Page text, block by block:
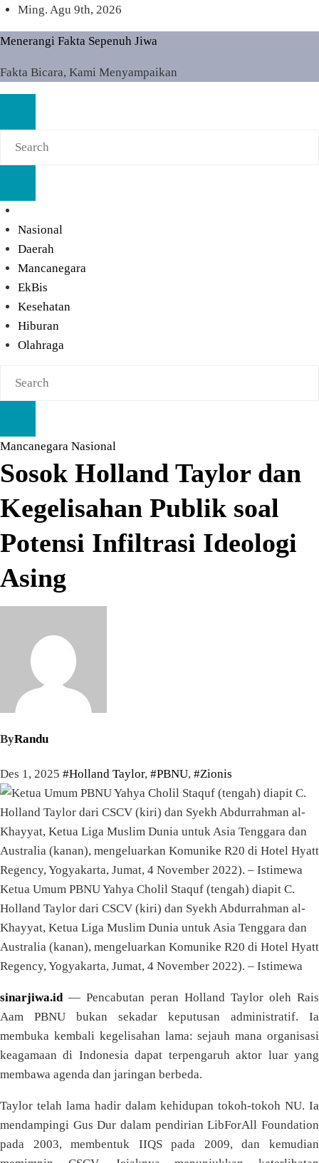
Skip
to
content
Ming. Agu 9th, 2026
Menerangi Fakta Sepenuh Jiwa
Fakta Bicara, Kami Menyampaikan
Nasional
Daerah
Mancanegara
EkBis
Kesehatan
Hiburan
Olahraga
Mancanegara Nasional
Sosok Holland Taylor dan
Kegelisahan Publik soal
Potensi Infiltrasi Ideologi
Asing
ByRandu
Des 1, 2025 #Holland Taylor, #PBNU, #Zionis
Ketua Umum PBNU Yahya Cholil Staquf (tengah) diapit C.
Holland Taylor dari CSCV (kiri) dan Syekh Abdurrahman al-
Khayyat, Ketua Liga Muslim Dunia untuk Asia Tenggara dan
Australia (kanan), mengeluarkan Komunike R20 di Hotel Hyatt
Regency, Yogyakarta, Jumat, 4 November 2022). – Istimewa
sinarjiwa.id— Pencabutan peran Holland Taylor oleh Rais
Aam PBNU bukan sekadar keputusan administratif. Ia
membuka kembali kegelisahan lama: sejauh mana organisasi
keagamaan di Indonesia dapat terpengaruh aktor luar yang
membawa agenda dan jaringan berbeda.
Taylor telah lama hadir dalam kehidupan tokoh-tokoh NU. Ia
mendampingi Gus Dur dalam pendirian LibForAll Foundation
pada 2003, membentuk IIQS pada 2009, dan kemudian